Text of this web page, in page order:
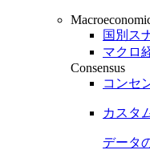
国別ス
マクロ
Consensus
コンセ
カスタ
データ